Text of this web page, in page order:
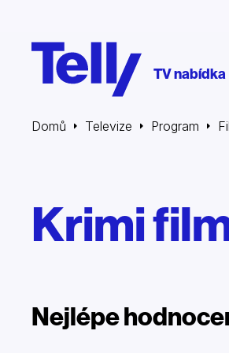
TV nabídka
Domů Televize Program
Krimi
Nejlépe